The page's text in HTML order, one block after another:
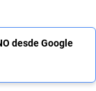
desde Google